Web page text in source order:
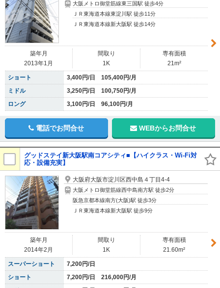
大阪メトロ御堂筋線東三国駅 徒歩4分
ＪＲ東海道本線東淀川駅 徒歩11分
ＪＲ東海道本線新大阪駅 徒歩14分
築年月
2013年1月
間取り
1K
専有面積
21m²
ショート
3,400円/日 105,400円/月
ミドル
3,250円/日 100,750円/月
ロング
3,100円/日 96,100円/月
電話でお問合せ WEBからお問合せ
グッドステイ新大阪駅南コアシティ■【ハイクラス・Wi-Fi対
応・設備充実】
大阪府大阪市淀川区西中島４丁目4-4
大阪メトロ御堂筋線西中島南方駅 徒歩2分
阪急京都本線南方(大阪)駅 徒歩3分
ＪＲ東海道本線新大阪駅 徒歩9分
築年月
2014年2月
間取り
1K
専有面積
21.60m²
スーパーショート
7,200円/日
ショート
7,200円/日 216,000円/月